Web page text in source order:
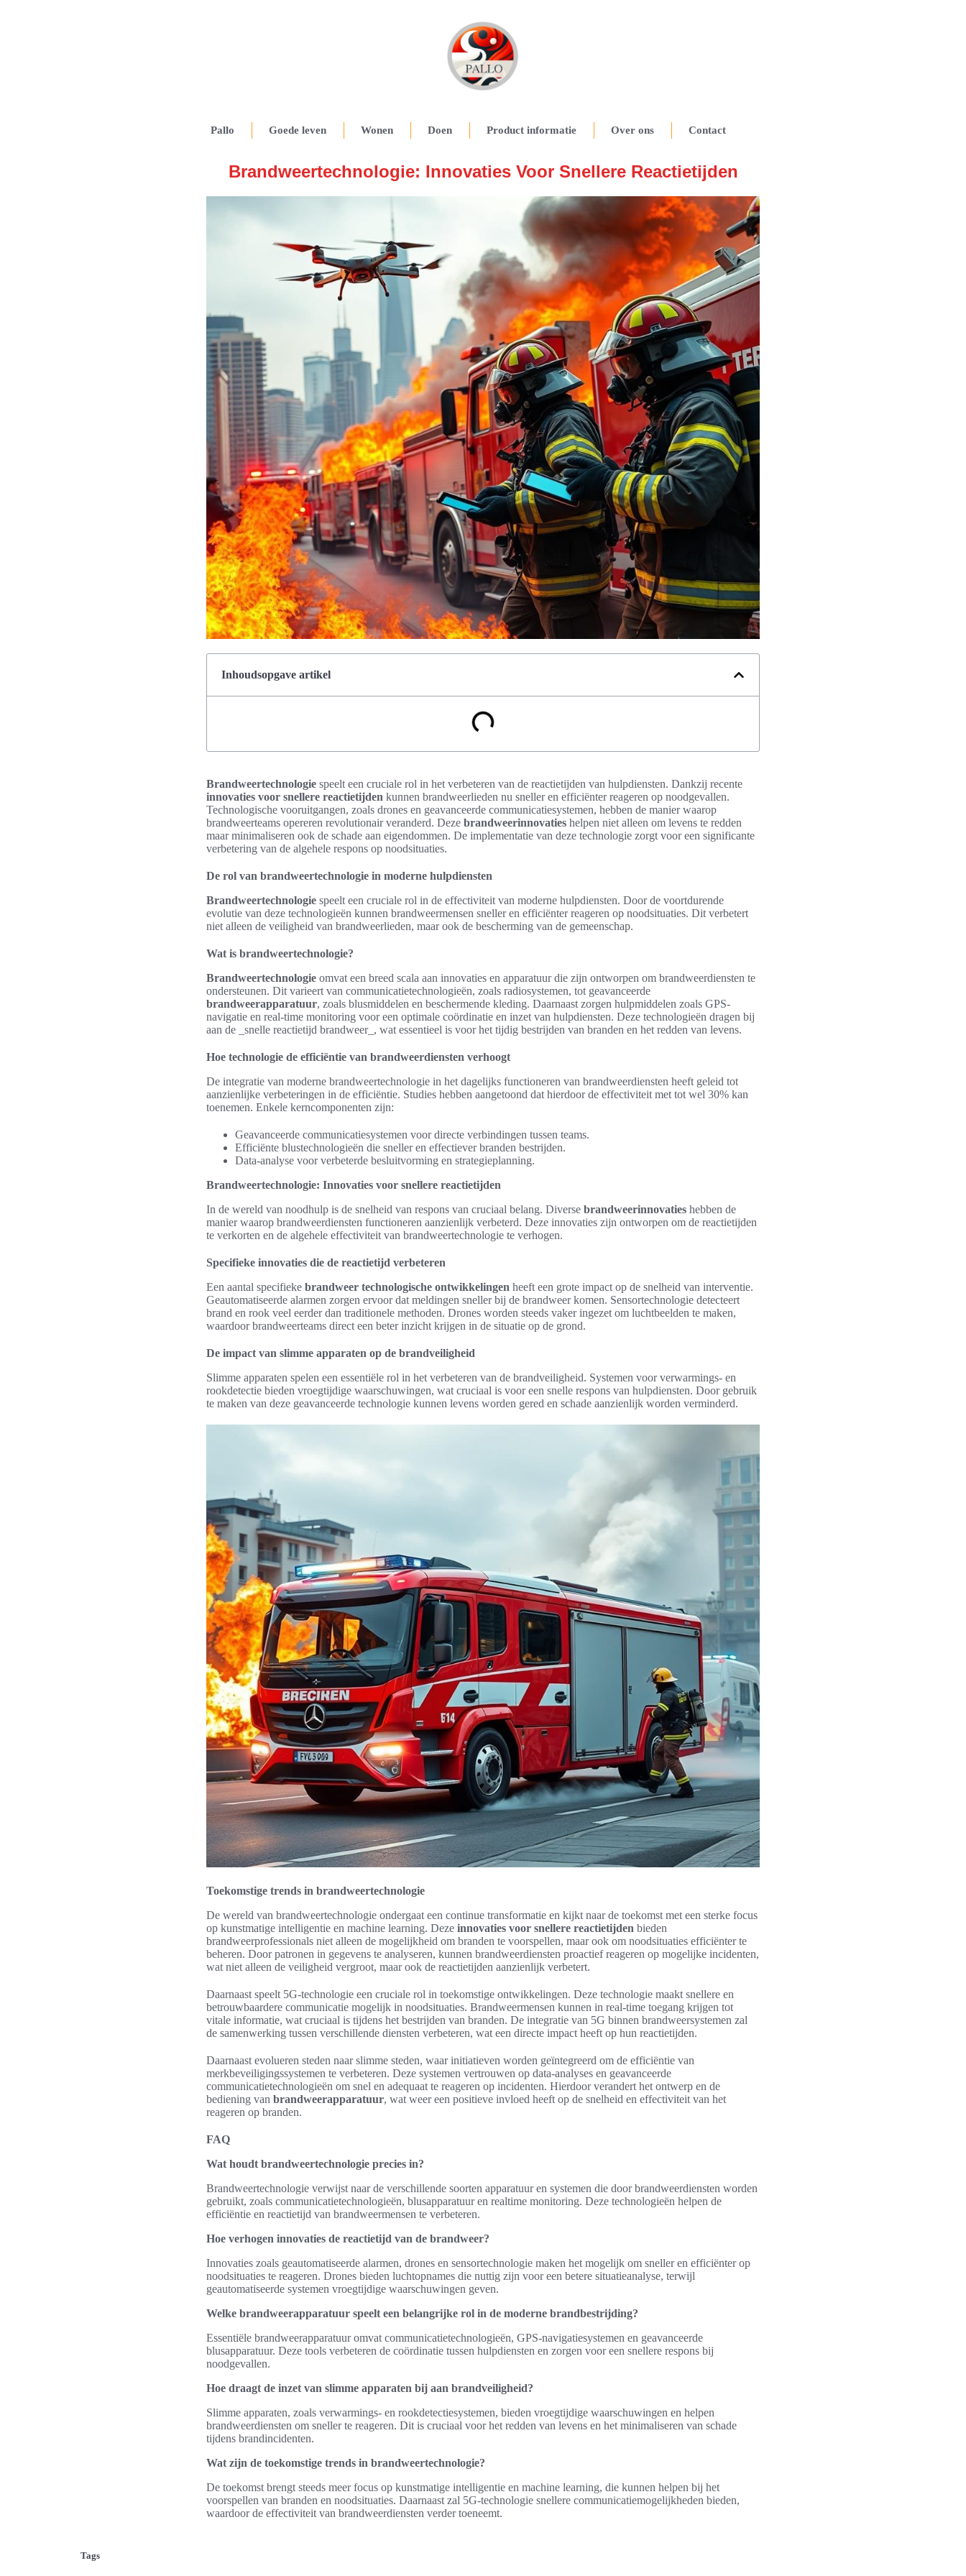
Pallo Goede leven Wonen Doen Product informatie Over ons Contact
Brandweertechnologie: Innovaties Voor Snellere Reactietijden
Inhoudsopgave artikel
Brandweertechnologie speelt een cruciale rol in het verbeteren van de reactietijden van hulpdiensten. Dankzij recente
innovaties voor snellere reactietijden kunnen brandweerlieden nu sneller en efficiënter reageren op noodgevallen.
Technologische vooruitgangen, zoals drones en geavanceerde communicatiesystemen, hebben de manier waarop
brandweerteams opereren revolutionair veranderd. Deze brandweerinnovaties helpen niet alleen om levens te redden
maar minimaliseren ook de schade aan eigendommen. De implementatie van deze technologie zorgt voor een significante
verbetering van de algehele respons op noodsituaties.
De rol van brandweertechnologie in moderne hulpdiensten
Brandweertechnologie speelt een cruciale rol in de effectiviteit van moderne hulpdiensten. Door de voortdurende
evolutie van deze technologieën kunnen brandweermensen sneller en efficiënter reageren op noodsituaties. Dit verbetert
niet alleen de veiligheid van brandweerlieden, maar ook de bescherming van de gemeenschap.
Wat is brandweertechnologie?
Brandweertechnologie omvat een breed scala aan innovaties en apparatuur die zijn ontworpen om brandweerdiensten te
ondersteunen. Dit varieert van communicatietechnologieën, zoals radiosystemen, tot geavanceerde
brandweerapparatuur, zoals blusmiddelen en beschermende kleding. Daarnaast zorgen hulpmiddelen zoals GPS-
navigatie en real-time monitoring voor een optimale coördinatie en inzet van hulpdiensten. Deze technologieën dragen bij
aan de _snelle reactietijd brandweer_, wat essentieel is voor het tijdig bestrijden van branden en het redden van levens.
Hoe technologie de efficiëntie van brandweerdiensten verhoogt
De integratie van moderne brandweertechnologie in het dagelijks functioneren van brandweerdiensten heeft geleid tot
aanzienlijke verbeteringen in de efficiëntie. Studies hebben aangetoond dat hierdoor de effectiviteit met tot wel 30% kan
toenemen. Enkele kerncomponenten zijn:
Geavanceerde communicatiesystemen voor directe verbindingen tussen teams.
Efficiënte blustechnologieën die sneller en effectiever branden bestrijden.
Data-analyse voor verbeterde besluitvorming en strategieplanning.
Brandweertechnologie: Innovaties voor snellere reactietijden
In de wereld van noodhulp is de snelheid van respons van cruciaal belang. Diverse brandweerinnovaties hebben de
manier waarop brandweerdiensten functioneren aanzienlijk verbeterd. Deze innovaties zijn ontworpen om de reactietijden
te verkorten en de algehele effectiviteit van brandweertechnologie te verhogen.
Specifieke innovaties die de reactietijd verbeteren
Een aantal specifieke brandweer technologische ontwikkelingen heeft een grote impact op de snelheid van interventie.
Geautomatiseerde alarmen zorgen ervoor dat meldingen sneller bij de brandweer komen. Sensortechnologie detecteert
brand en rook veel eerder dan traditionele methoden. Drones worden steeds vaker ingezet om luchtbeelden te maken,
waardoor brandweerteams direct een beter inzicht krijgen in de situatie op de grond.
De impact van slimme apparaten op de brandveiligheid
Slimme apparaten spelen een essentiële rol in het verbeteren van de brandveiligheid. Systemen voor verwarmings- en
rookdetectie bieden vroegtijdige waarschuwingen, wat cruciaal is voor een snelle respons van hulpdiensten. Door gebruik
te maken van deze geavanceerde technologie kunnen levens worden gered en schade aanzienlijk worden verminderd.
Toekomstige trends in brandweertechnologie
De wereld van brandweertechnologie ondergaat een continue transformatie en kijkt naar de toekomst met een sterke focus
op kunstmatige intelligentie en machine learning. Deze innovaties voor snellere reactietijden bieden
brandweerprofessionals niet alleen de mogelijkheid om branden te voorspellen, maar ook om noodsituaties efficiënter te
beheren. Door patronen in gegevens te analyseren, kunnen brandweerdiensten proactief reageren op mogelijke incidenten,
wat niet alleen de veiligheid vergroot, maar ook de reactietijden aanzienlijk verbetert.
Daarnaast speelt 5G-technologie een cruciale rol in toekomstige ontwikkelingen. Deze technologie maakt snellere en
betrouwbaardere communicatie mogelijk in noodsituaties. Brandweermensen kunnen in real-time toegang krijgen tot
vitale informatie, wat cruciaal is tijdens het bestrijden van branden. De integratie van 5G binnen brandweersystemen zal
de samenwerking tussen verschillende diensten verbeteren, wat een directe impact heeft op hun reactietijden.
Daarnaast evolueren steden naar slimme steden, waar initiatieven worden geïntegreerd om de efficiëntie van
merkbeveiligingssystemen te verbeteren. Deze systemen vertrouwen op data-analyses en geavanceerde
communicatietechnologieën om snel en adequaat te reageren op incidenten. Hierdoor verandert het ontwerp en de
bediening van brandweerapparatuur, wat weer een positieve invloed heeft op de snelheid en effectiviteit van het
reageren op branden.
FAQ
Wat houdt brandweertechnologie precies in?
Brandweertechnologie verwijst naar de verschillende soorten apparatuur en systemen die door brandweerdiensten worden
gebruikt, zoals communicatietechnologieën, blusapparatuur en realtime monitoring. Deze technologieën helpen de
efficiëntie en reactietijd van brandweermensen te verbeteren.
Hoe verhogen innovaties de reactietijd van de brandweer?
Innovaties zoals geautomatiseerde alarmen, drones en sensortechnologie maken het mogelijk om sneller en efficiënter op
noodsituaties te reageren. Drones bieden luchtopnames die nuttig zijn voor een betere situatieanalyse, terwijl
geautomatiseerde systemen vroegtijdige waarschuwingen geven.
Welke brandweerapparatuur speelt een belangrijke rol in de moderne brandbestrijding?
Essentiële brandweerapparatuur omvat communicatietechnologieën, GPS-navigatiesystemen en geavanceerde
blusapparatuur. Deze tools verbeteren de coördinatie tussen hulpdiensten en zorgen voor een snellere respons bij
noodgevallen.
Hoe draagt de inzet van slimme apparaten bij aan brandveiligheid?
Slimme apparaten, zoals verwarmings- en rookdetectiesystemen, bieden vroegtijdige waarschuwingen en helpen
brandweerdiensten om sneller te reageren. Dit is cruciaal voor het redden van levens en het minimaliseren van schade
tijdens brandincidenten.
Wat zijn de toekomstige trends in brandweertechnologie?
De toekomst brengt steeds meer focus op kunstmatige intelligentie en machine learning, die kunnen helpen bij het
voorspellen van branden en noodsituaties. Daarnaast zal 5G-technologie snellere communicatiemogelijkheden bieden,
waardoor de effectiviteit van brandweerdiensten verder toeneemt.
Tags